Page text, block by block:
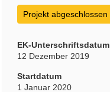
Projekt abgeschlossen
EK-Unterschriftsdatum
12 Dezember 2019
Startdatum
1 Januar 2020